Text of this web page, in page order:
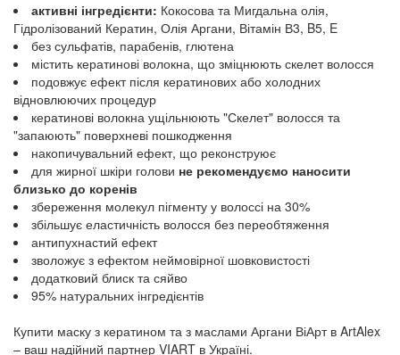
активні інгредієнти: Кокосова та Мигдальна олія,
Гідролізований Кератин, Олія Аргани, Вітамін В3, B5, E
без сульфатів, парабенів, глютена
містить кератинові волокна, що зміцнюють скелет волосся
подовжує ефект після кератинових або холодних
відновлюючих процедур
кератинові волокна ущільнюють "Скелет" волосся та
"запаюють" поверхневі пошкодження
накопичувальний ефект, що реконструює
для жирної шкіри голови не рекомендуємо наносити
близько до коренів
збереження молекул пігменту у волоссі на 30%
збільшує еластичність волосся без переобтяження
антипухнастий ефект
зволожує з ефектом неймовірної шовковистості
додатковий блиск та сяйво
95% натуральних інгредієнтів
Купити маску з кератином та з маслами Аргани ВіАрт в ArtAlex
– ваш надійний партнер VIART в Україні.